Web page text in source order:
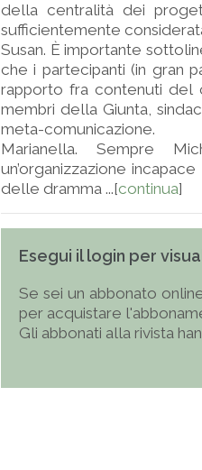
della centralità dei
sufficientemente
Susan. È importante
che i partecipanti (in gran
rapporto fra contenuti del
membri della Giunta,
meta-comunicazione.
Marianella. Sempre
un’organizzazione
delle dramma ...[continua]
Esegui il login per
Se sei un abbonato
per acquistare
Gli abbonati alla rivista